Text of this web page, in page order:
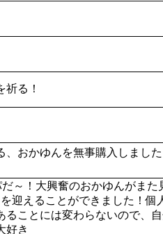
る！
、おかゆんを無事購入しまし
～！大興奮のおかゆんがま
迎えることができました！
ることには変わらないので、
好き